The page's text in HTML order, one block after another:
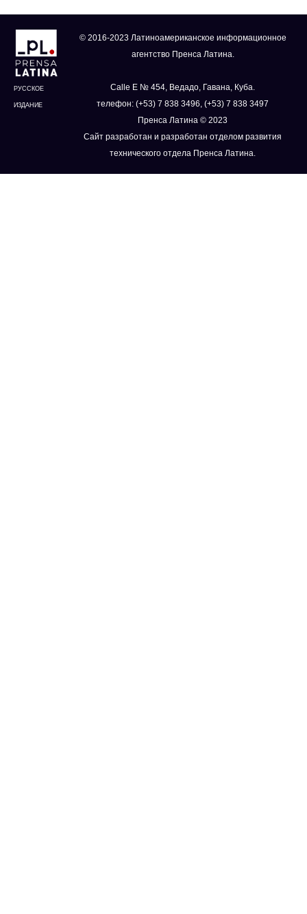
РУССКОЕ
ИЗДАНИЕ
© 2016-2023 Латиноамериканское информационное
агентство Пренса Латина.
Calle E № 454, Ведадо, Гавана, Куба.
телефон: (+53) 7 838 3496, (+53) 7 838 3497
Пренса Латина © 2023
Сайт разработан и разработан отделом развития
технического отдела Пренса Латина.